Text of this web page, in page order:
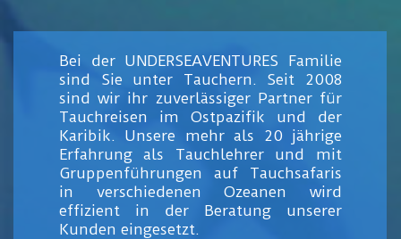
Bei der UNDERSEAVENTURES Familie
sind Sie unter Tauchern. Seit 2008
sind wir ihr zuverlässiger Partner für
Tauchreisen im Ostpazifik und der
Karibik. Unsere mehr als 20 jährige
Erfahrung als Tauchlehrer und mit
Gruppenführungen auf Tauchsafaris
in verschiedenen Ozeanen wird
effizient in der Beratung unserer
Kunden eingesetzt.